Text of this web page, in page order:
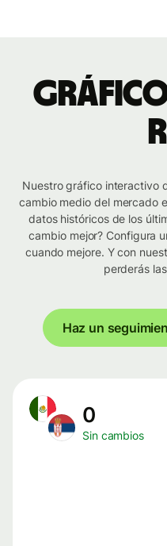
Gráfico
Nuestro gráfico interactivo
cambio medio del mercado
datos históricos de los
cambio mejor? Configura
cuando mejore. Y con
perderás
Haz un
0
Sin cambios